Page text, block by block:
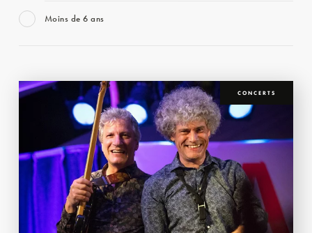
Moins de 6 ans
CONCERTS